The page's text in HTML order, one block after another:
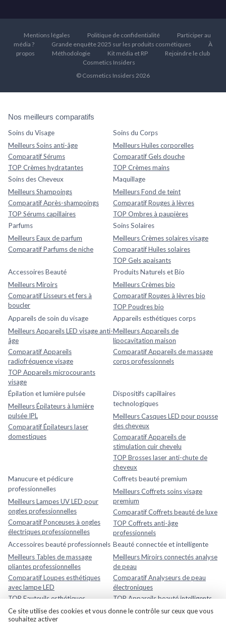
Mentions légales Politique de confidentialité
Participer au
média ?
Grande enquête 2025 sur les produits cosmétiques
À
propos
Méthodologie Kit média et RP
Rejoindre le club
Cosmetics Insiders
© Cosmetics Insiders 2026
Nos meilleurs comparatifs
Soins du Visage
Meilleurs Soins anti-âge
Comparatif Sérums
TOP Crèmes hydratantes
Soins du Corps
Meilleurs Huiles corporelles
Comparatif Gels douche
TOP Crèmes mains
Soins des Cheveux
Meilleurs Shampoings
Comparatif Après-shampoings
TOP Sérums capillaires
Maquillage
Meilleurs Fond de teint
Comparatif Rouges à lèvres
TOP Ombres à paupières
Parfums
Meilleurs Eaux de parfum
Comparatif Parfums de niche
Soins Solaires
Meilleurs Crèmes solaires visage
Comparatif Huiles solaires
TOP Gels apaisants
Accessoires Beauté
Meilleurs Miroirs
Comparatif Lisseurs et fers à
boucler
Produits Naturels et Bio
Meilleurs Crèmes bio
Comparatif Rouges à lèvres bio
TOP Poudres bio
Appareils de soin du visage
Meilleurs Appareils LED visage anti-
âge
Comparatif Appareils
radiofréquence visage
TOP Appareils microcourants
visage
Appareils esthétiques corps
Meilleurs Appareils de
lipocavitation maison
Comparatif Appareils de massage
corps professionnels
Épilation et lumière pulsée
Meilleurs Épilateurs à lumière
pulsée IPL
Comparatif Épilateurs laser
domestiques
Dispositifs capillaires
technologiques
Meilleurs Casques LED pour pousse
des cheveux
Comparatif Appareils de
stimulation cuir chevelu
TOP Brosses laser anti-chute de
cheveux
Manucure et pédicure
professionnelles
Meilleurs Lampes UV LED pour
ongles professionnelles
Comparatif Ponceuses à ongles
électriques professionnelles
Coffrets beauté premium
Meilleurs Coffrets soins visage
premium
Comparatif Coffrets beauté de luxe
TOP Coffrets anti-âge
professionnels
Accessoires beauté professionnels
Meilleurs Tables de massage
pliantes professionnelles
Comparatif Loupes esthétiques
avec lampe LED
TOP Fauteuils esthétiques
réglables
Beauté connectée et intelligente
Meilleurs Miroirs connectés analyse
de peau
Comparatif Analyseurs de peau
électroniques
TOP Appareils beauté intelligents
avec application mobile
Rasage et soins homme
Ce site utilise des cookies et vous donne le contrôle sur ceux que vous
souhaitez activer